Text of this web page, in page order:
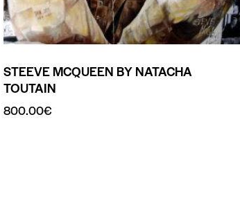
STEEVE MCQUEEN BY NATACHA
TOUTAIN
800.00€